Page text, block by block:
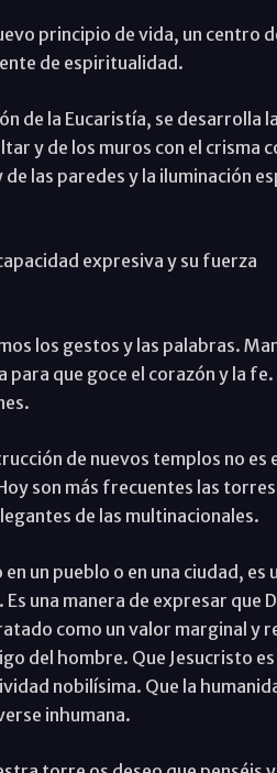
principio de vida, un centro
de espiritualidad.
de la Eucaristía, se desarrolla
y de los muros con el crisma
las paredes y la iluminación
expresiva y su fuerza
los gestos y las palabras.
para que goce el corazón y la
de nuevos templos no es
son más frecuentes las
de las multinacionales.
un pueblo o en una ciudad, es
una manera de expresar que
como un valor marginal y
del hombre. Que Jesucristo
nobilísima. Que la
inhumana.